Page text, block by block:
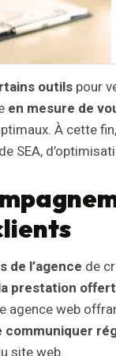
outilspour
en mesure de
À cette
SEA,
de l’agence de
prestation
web
communiquer